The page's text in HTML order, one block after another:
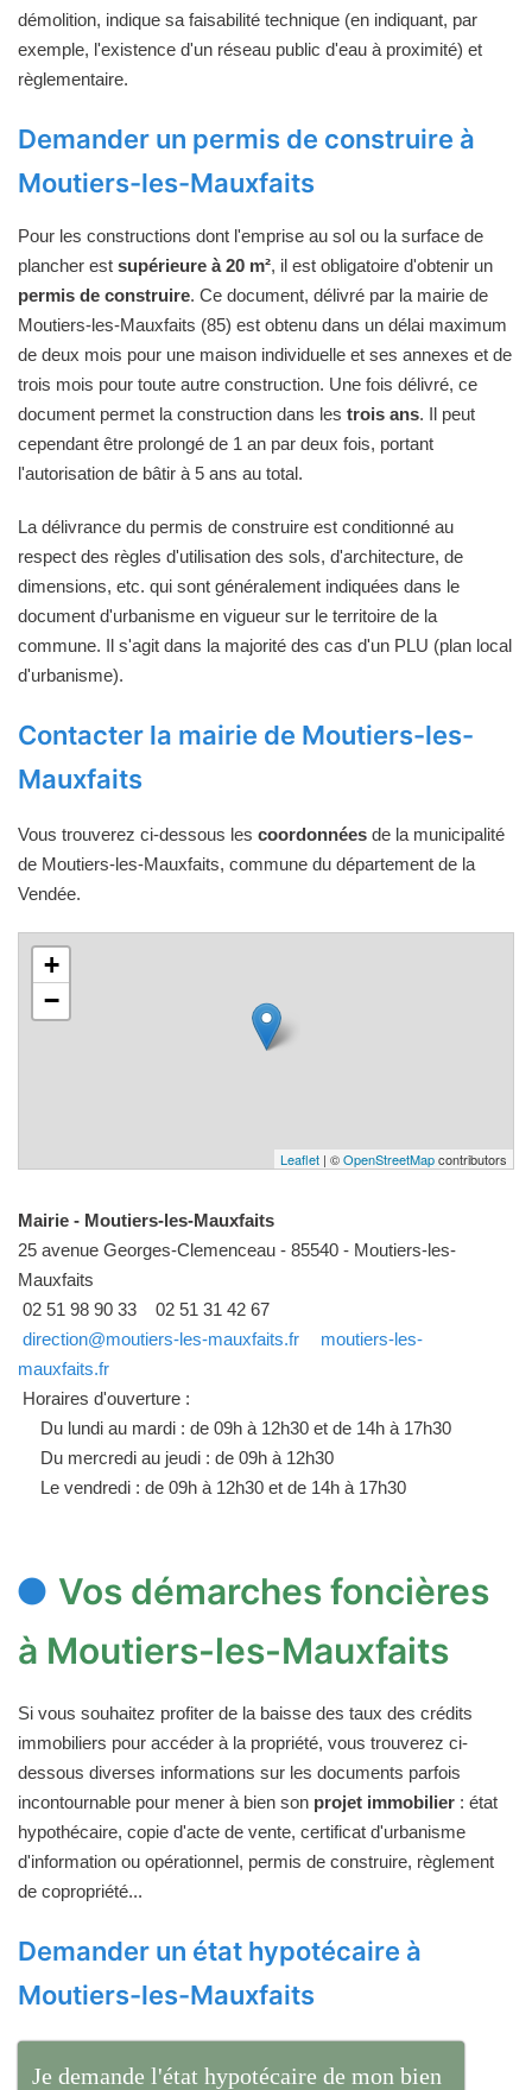
démolition, indique sa faisabilité technique (en indiquant, par
exemple, l'existence d'un réseau public d'eau à proximité) et
règlementaire.
Demander un permis de construire à
Moutiers-les-Mauxfaits
Pour les constructions dont l'emprise au sol ou la surface de
plancher est supérieure à 20 m², il est obligatoire d'obtenir un
permis de construire. Ce document, délivré par la mairie de
Moutiers-les-Mauxfaits (85) est obtenu dans un délai maximum
de deux mois pour une maison individuelle et ses annexes et de
trois mois pour toute autre construction. Une fois délivré, ce
document permet la construction dans les trois ans. Il peut
cependant être prolongé de 1 an par deux fois, portant
l'autorisation de bâtir à 5 ans au total.
La délivrance du permis de construire est conditionné au
respect des règles d'utilisation des sols, d'architecture, de
dimensions, etc. qui sont généralement indiquées dans le
document d'urbanisme en vigueur sur le territoire de la
commune. Il s'agit dans la majorité des cas d'un PLU (plan local
d'urbanisme).
Contacter la mairie de Moutiers-les-
Mauxfaits
Vous trouverez ci-dessous les coordonnées de la municipalité
de Moutiers-les-Mauxfaits, commune du département de la
Vendée.
+
−
Leaflet | ©OpenStreetMapcontributors
Mairie - Moutiers-les-Mauxfaits
25 avenue Georges-Clemenceau - 85540 - Moutiers-les-
Mauxfaits
02 51 98 90 33
02 51 31 42 67
direction@moutiers-les-mauxfaits.fr
moutiers-les-
mauxfaits.fr
Horaires d'ouverture :
Du lundi au mardi : de 09h à 12h30 et de 14h à 17h30
Du mercredi au jeudi : de 09h à 12h30
Le vendredi : de 09h à 12h30 et de 14h à 17h30
Vos démarches foncières
à Moutiers-les-Mauxfaits
Si vous souhaitez profiter de la baisse des taux des crédits
immobiliers pour accéder à la propriété, vous trouverez ci-
dessous diverses informations sur les documents parfois
incontournable pour mener à bien son projet immobilier : état
hypothécaire, copie d'acte de vente, certificat d'urbanisme
d'information ou opérationnel, permis de construire, règlement
de copropriété...
Demander un état hypotécaire à
Moutiers-les-Mauxfaits
Je demande l'état hypotécaire de mon bien